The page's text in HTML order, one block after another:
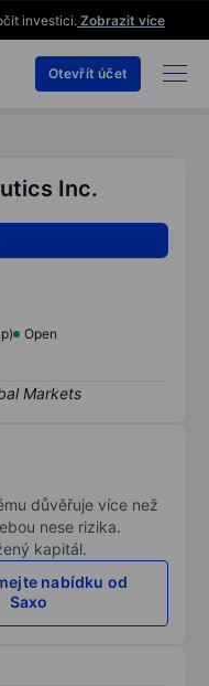
investici. Zobrazit více
Otevřít účet
Inc.
Open
důvěřuje více než
nese rizika.
kapitál.
nabídku od
Saxo